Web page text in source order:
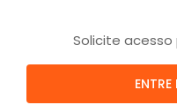
Solicite